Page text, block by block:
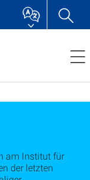
am Institut für
der letzten